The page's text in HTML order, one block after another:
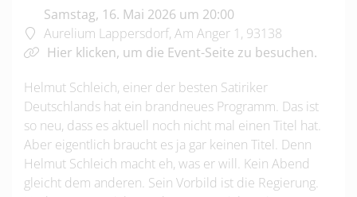
Samstag, 16. Mai 2026 um 20:00
Aurelium Lappersdorf, Am Anger 1, 93138
Hier klicken, um die Event-Seite zu besuchen.
Helmut Schleich, einer der besten Satiriker
Deutschlands hat ein brandneues Programm. Das ist
so neu, dass es aktuell noch nicht mal einen Titel hat.
Aber eigentlich braucht es ja gar keinen Titel. Denn
Helmut Schleich macht eh, was er will. Kein Abend
gleicht dem anderen. Sein Vorbild ist die Regierung.